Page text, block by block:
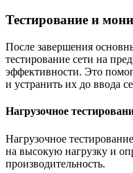
Тестирование и
После завершения
тестирование сети на
эффективности. Это
и устранить их до ввода
Нагрузочное
Нагрузочное
на высокую нагрузку и
производительность.